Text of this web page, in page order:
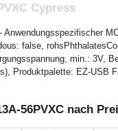
Cypress
Anwendungsspezifischer
false,
min.: 3V,
Produktpalette: EZ-
56PVXC nach